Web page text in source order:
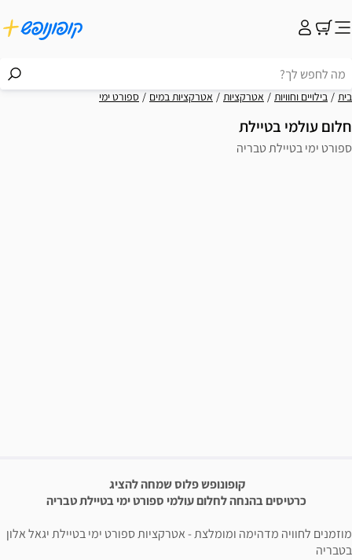
בית בילויים וחוויות אטרקציות אטרקציות במים ספורט ימי
חלום עולמי בטיילת
ספורט ימי בטיילת טבריה
קופונופש פלוס שמחה להציג
כרטיסים בהנחה לחלום עולמי ספורט ימי בטיילת טבריה
מוזמנים לחוויה מדהימה ומומלצת - אטרקציות ספורט ימי בטיילת יגאל אלון
בטבריה